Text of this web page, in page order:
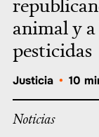
animal y
pesticidas
Justicia • 10
Noticias